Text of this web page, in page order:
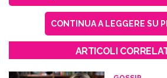
CONTINUA A LEGGERE SU
ARTICOLI